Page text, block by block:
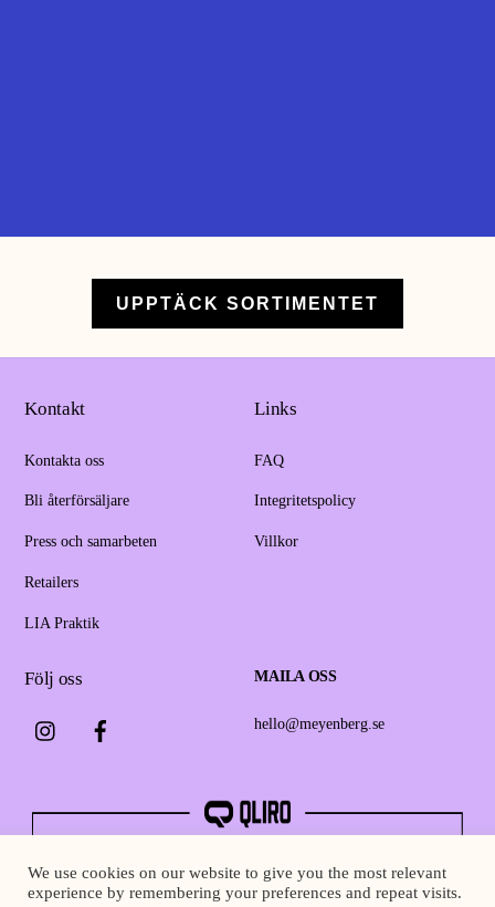
Eva S
UPPTÄCK SORTIMENTET
Kontakt
Kontakta oss
Bli återförsäljare
Press och samarbeten
Retailers
LIA Praktik
Links
FAQ
Integritetspolicy
Villkor
Följ oss
Instagram
MAILA OSS
hello@meyenberg.se
We use cookies on our website to give you the most relevant
experience by remembering your preferences and repeat visits.